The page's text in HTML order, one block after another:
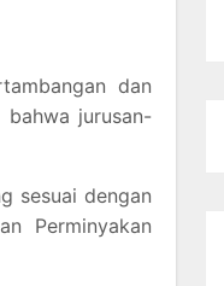
dan
jurusan-
sesuai dengan
Perminyakan